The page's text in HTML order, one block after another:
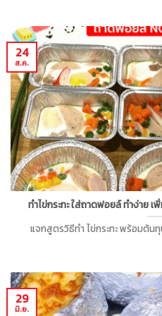
ทำไข่กระทะ ใส่ถาดฟอยล์ ทำง่าย
แจกสูตรวิธีทำ ไข่กระทะ พร้อมต้นทุ
24
ส.ค.
29
มิ.ย.